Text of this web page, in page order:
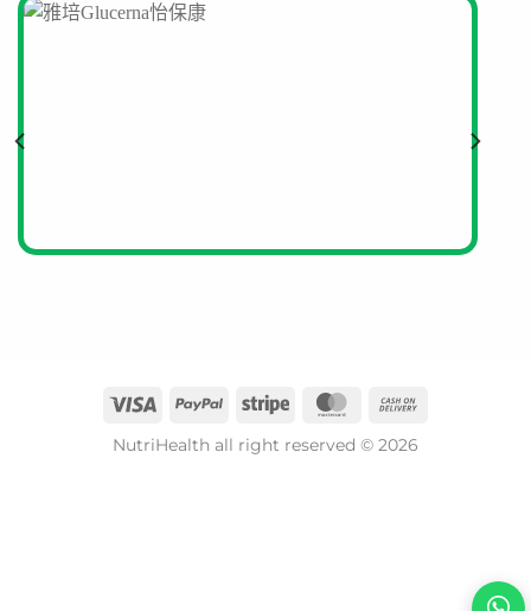
本產品由國際知名的醫療保健公司 Fresenius Kabi 製造。
這款營養奶的味道如何？容易入口嗎？
NutriHealth all right reserved © 2026